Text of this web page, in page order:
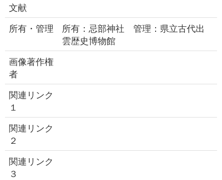
文献
所有・管理
所有：忌部神社 管理：県立古代出
雲歴史博物館
画像著作権
者
関連リンク
１
関連リンク
２
関連リンク
３